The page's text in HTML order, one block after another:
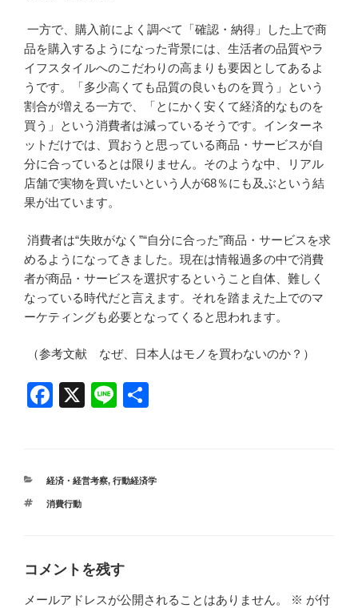
一方で、購入前によく調べて「確認・納得」した上で商
品を購入するようになった背景には、生活者の品質やラ
イフスタイルへのこだわりの高まりも要因としてあるよ
うです。「多少高くても品質の良いものを買う」という
割合が増える一方で、「とにかく安くて経済的なものを
買う」という消費者は減っているそうです。インターネ
ットだけでは、買おうと思っている商品・サービスが自
分に合っているとは限りません。そのような中、リアル
店舗で実物を買いたいという人が68％にも及ぶという結
果が出ています。
消費者は“失敗がなく”“自分に合った”商品・サービスを求
めるようになってきました。現在は情報過多の中で消費
者が商品・サービスを選択するということ自体、難しく
なっている時代だと言えます。それを踏まえた上でのマ
ーケティングも必要となってくると思われます。
（参考文献 なぜ、日本人はモノを買わないのか？）
F
e
b
k
X
Li
カ
ゴ
経済・経営考察, 行動経済学
タ
消費行動
コメントを残す
メールアドレスが公開されることはありません。 ※ が付